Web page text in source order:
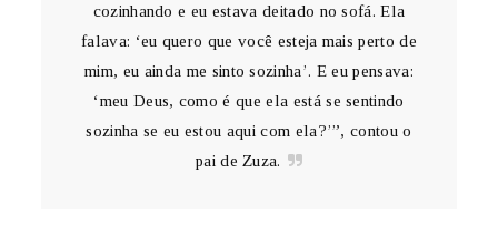
cozinhando e eu estava deitado no sofá. Ela
falava: ‘eu quero que você esteja mais perto de
mim, eu ainda me sinto sozinha’. E eu pensava:
‘meu Deus, como é que ela está se sentindo
sozinha se eu estou aqui com ela?’”, contou o
pai de Zuza.